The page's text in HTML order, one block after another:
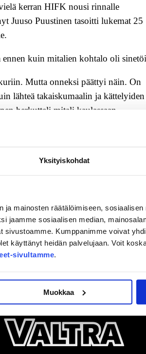
Yksityiskohdat
ja mainosten räätälöimiseen,
jaamme sosiaalisen median,
sivustoamme. Kumppanimme voivat
käyttänyt heidän palvelujaan. Voit
sivultamme.
Muokkaa
kerran HIFK nousi rinnalle
Juuso Puustinen tasoitti lukemat 25
ennen kuin mitalien kohtalo oli
Mutta onneksi päättyi näin. On
lähteä takaiskumaalin ja
herkutteli mitali kaulassaan.
ja uskoimme siihen, että homma
vaatii. Keväällä pelattiin
kampeamaan jatkoon, mutta
summasi kauden.